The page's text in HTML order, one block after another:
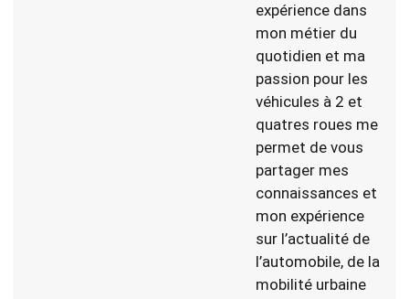
expérience dans
mon métier du
quotidien et ma
passion pour les
véhicules à 2 et
quatres roues me
permet de vous
partager mes
connaissances et
mon expérience
sur l’actualité de
l’automobile, de la
mobilité urbaine